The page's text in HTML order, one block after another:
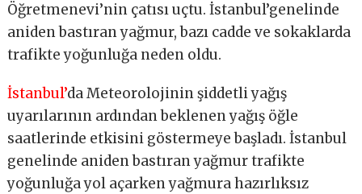
Öğretmenevi’nin çatısı uçtu. İstanbul’genelinde
aniden bastıran yağmur, bazı cadde ve sokaklarda
trafikte yoğunluğa neden oldu.
İstanbul’da Meteorolojinin şiddetli yağış
uyarılarının ardından beklenen yağış öğle
saatlerinde etkisini göstermeye başladı. İstanbul
genelinde aniden bastıran yağmur trafikte
yoğunluğa yol açarken yağmura hazırlıksız